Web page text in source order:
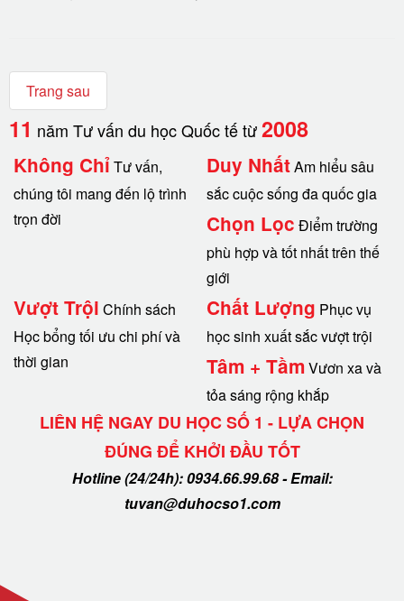
Trang sau
11 năm Tư vấn du học Quốc tế từ2008
Không ChỉTư vấn,
chúng tôi mang đến lộ trình
trọn đời
Duy NhấtAm hiểu sâu
sắc cuộc sống đa quốc gia
Chọn Lọc Điểm trường
phù hợp và tốt nhất trên thế
giới
Vượt Trội Chính sách
Học bổng tối ưu chi phí và
thời gian
Chất Lượng Phục vụ
học sinh xuất sắc vượt trội
Tâm + TầmVươn xa và
tỏa sáng rộng khắp
LIÊN HỆ NGAY DU HỌC SỐ 1 - LỰA CHỌN
ĐÚNG ĐỂ KHỞI ĐẦU TỐT
Hotline (24/24h): 0934.66.99.68 - Email:
tuvan@duhocso1.com